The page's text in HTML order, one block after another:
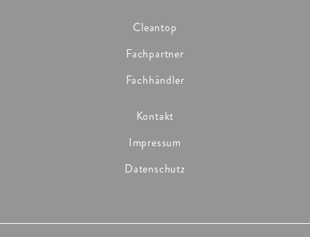
Cleantop
Fachpartner
Fachhändler
Kontakt
Impressum
Datenschutz